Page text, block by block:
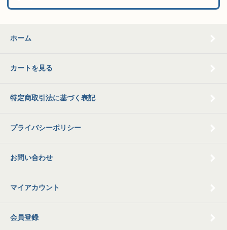
ホーム
カートを見る
特定商取引法に基づく表記
プライバシーポリシー
お問い合わせ
マイアカウント
会員登録